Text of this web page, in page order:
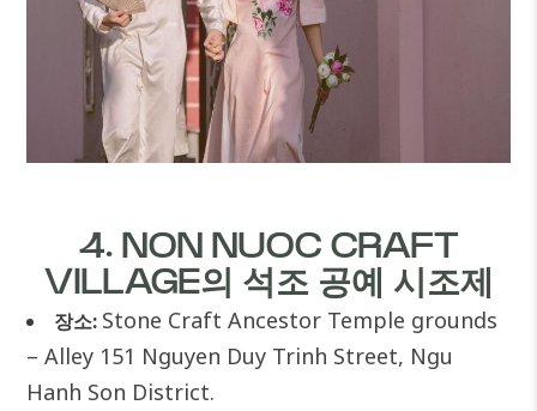
4. NON NUOC CRAFT
VILLAGE의 석조 공예 시조제
장소: Stone Craft Ancestor Temple grounds
– Alley 151 Nguyen Duy Trinh Street, Ngu
Hanh Son District.